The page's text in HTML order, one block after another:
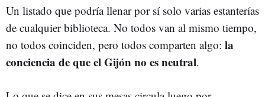
Un listado que podría llenar por sí solo varias estanterías
de cualquier biblioteca. No todos van al mismo tiempo,
no todos coinciden, pero todos comparten algo: la
conciencia de que el Gijón no es neutral.